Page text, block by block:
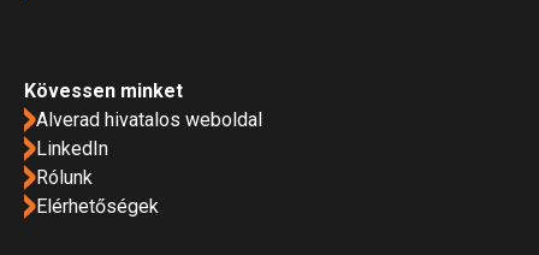
Kövessen minket
Alverad hivatalos weboldal
LinkedIn
Rólunk
Elérhetőségek